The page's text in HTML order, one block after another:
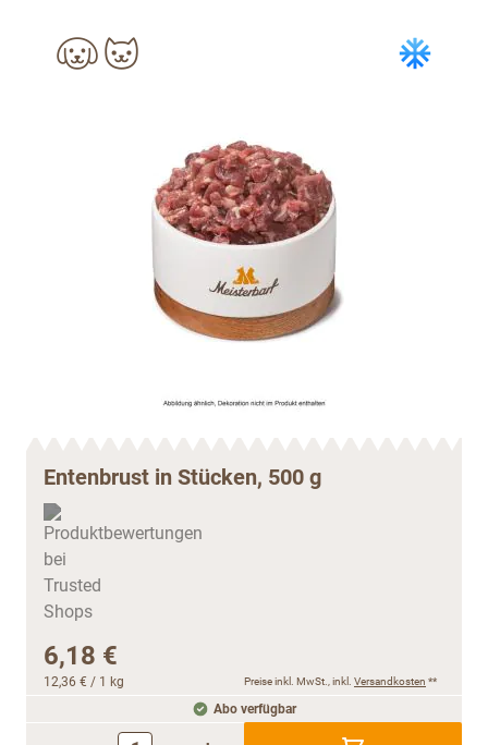
Entenbrust in Stücken, 500 g
6,18 €
12,36 € / 1 kg Preise inkl. MwSt., inkl. Versandkosten **
Abo verfügbar